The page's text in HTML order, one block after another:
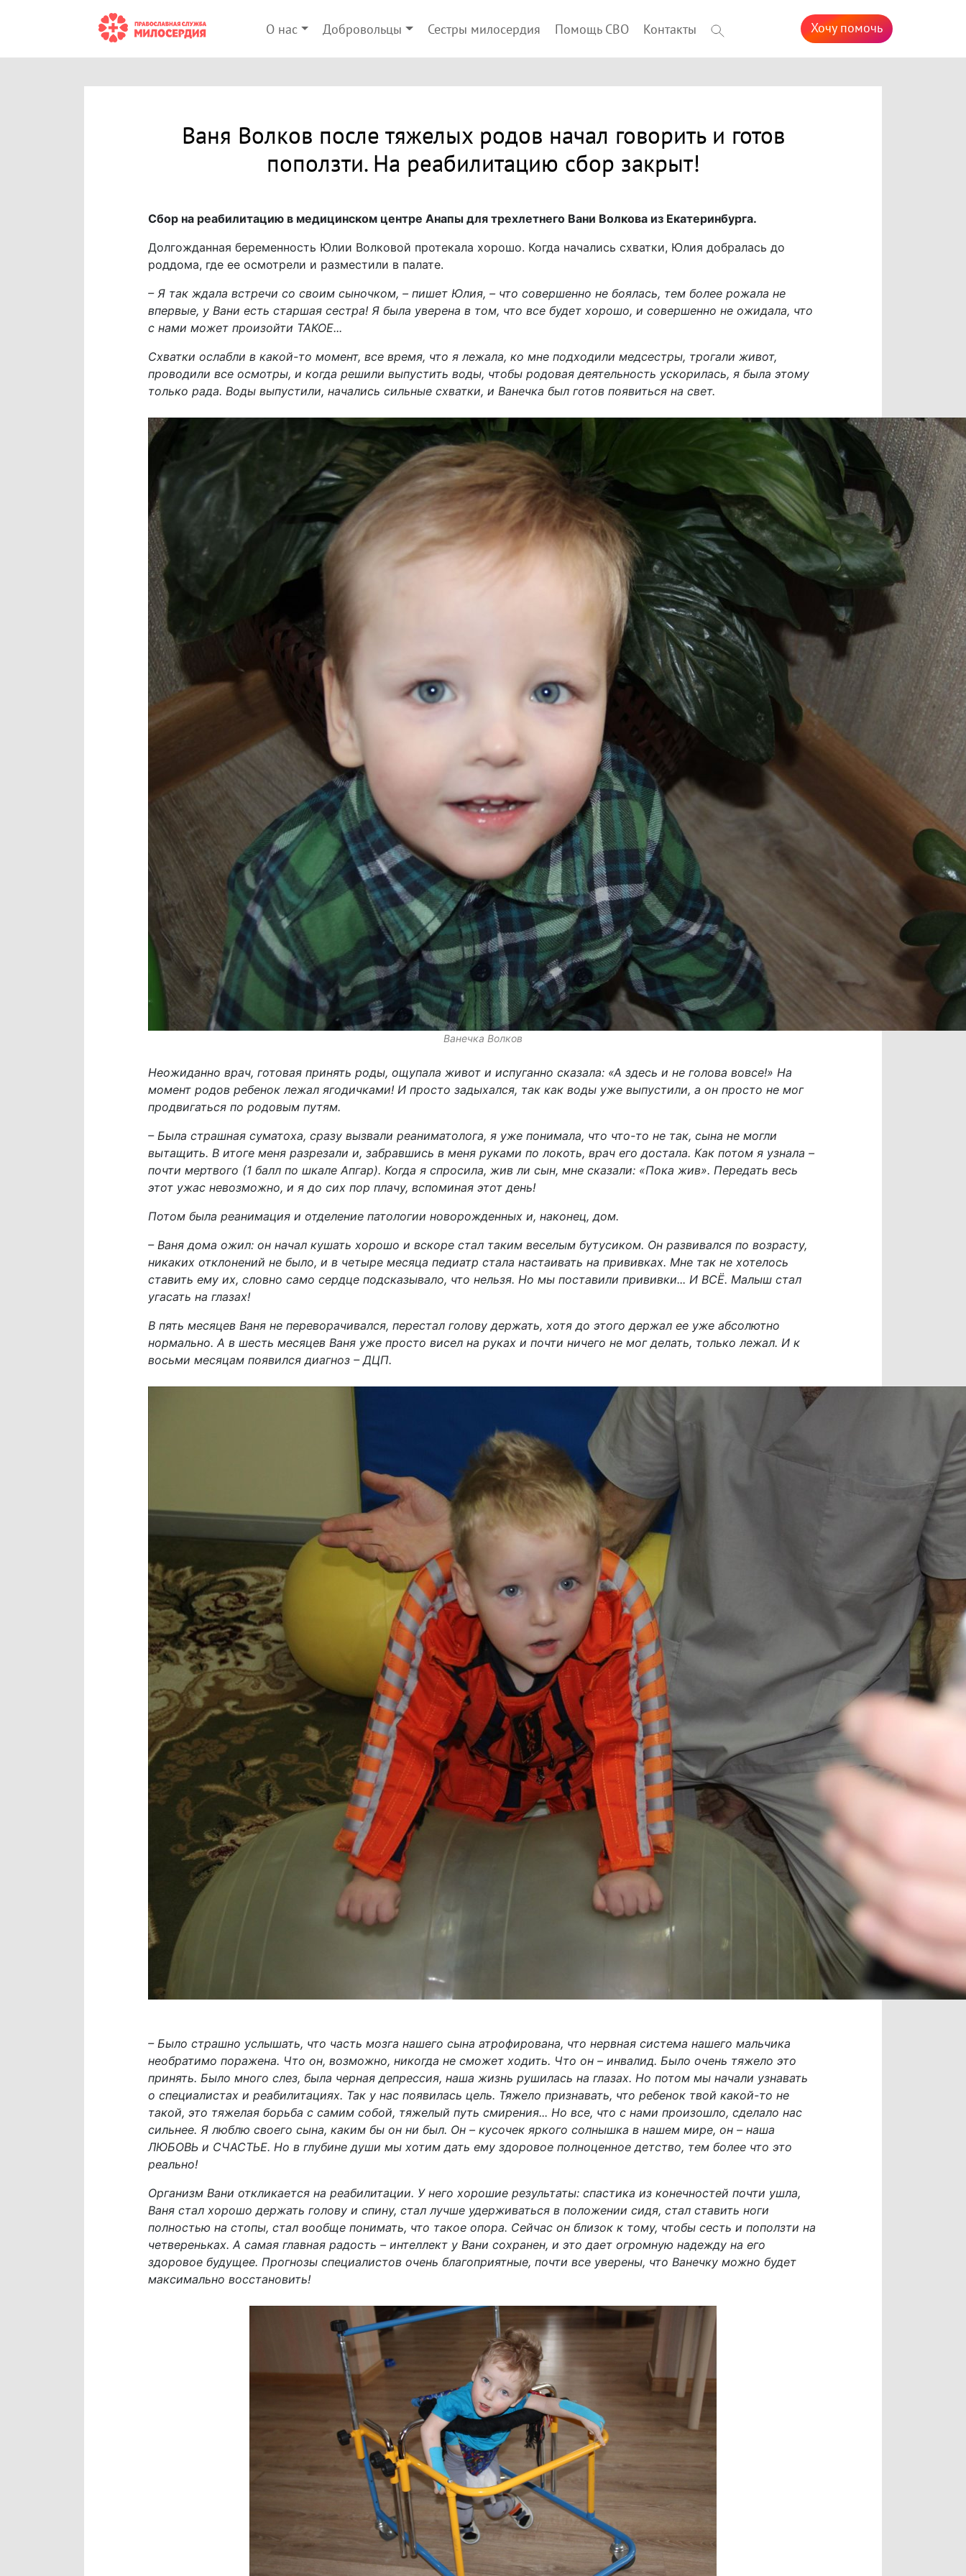
О нас Добровольцы Сестры милосердия Помощь СВО Контакты Хочу помочь
Ваня Волков после тяжелых родов начал говорить и готов
поползти. На реабилитацию сбор закрыт!
Сбор на реабилитацию в медицинском центре Анапы для трехлетнего Вани Волкова из Екатеринбурга.
Долгожданная беременность Юлии Волковой протекала хорошо. Когда начались схватки, Юлия добралась до
роддома, где ее осмотрели и разместили в палате.
– Я так ждала встречи со своим сыночком, – пишет Юлия, – что совершенно не боялась, тем более рожала не
впервые, у Вани есть старшая сестра! Я была уверена в том, что все будет хорошо, и совершенно не ожидала, что
с нами может произойти ТАКОЕ...
Схватки ослабли в какой-то момент, все время, что я лежала, ко мне подходили медсестры, трогали живот,
проводили все осмотры, и когда решили выпустить воды, чтобы родовая деятельность ускорилась, я была этому
только рада. Воды выпустили, начались сильные схватки, и Ванечка был готов появиться на свет.
Ванечка Волков
Неожиданно врач, готовая принять роды, ощупала живот и испуганно сказала: «А здесь и не голова вовсе!» На
момент родов ребенок лежал ягодичками! И просто задыхался, так как воды уже выпустили, а он просто не мог
продвигаться по родовым путям.
– Была страшная суматоха, сразу вызвали реаниматолога, я уже понимала, что что-то не так, сына не могли
вытащить. В итоге меня разрезали и, забравшись в меня руками по локоть, врач его достала. Как потом я узнала –
почти мертвого (1 балл по шкале Апгар). Когда я спросила, жив ли сын, мне сказали: «Пока жив». Передать весь
этот ужас невозможно, и я до сих пор плачу, вспоминая этот день!
Потом была реанимация и отделение патологии новорожденных и, наконец, дом.
– Ваня дома ожил: он начал кушать хорошо и вскоре стал таким веселым бутусиком. Он развивался по возрасту,
никаких отклонений не было, и в четыре месяца педиатр стала настаивать на прививках. Мне так не хотелось
ставить ему их, словно само сердце подсказывало, что нельзя. Но мы поставили прививки... И ВСЁ. Малыш стал
угасать на глазах!
В пять месяцев Ваня не переворачивался, перестал голову держать, хотя до этого держал ее уже абсолютно
нормально. А в шесть месяцев Ваня уже просто висел на руках и почти ничего не мог делать, только лежал. И к
восьми месяцам появился диагноз – ДЦП.
– Было страшно услышать, что часть мозга нашего сына атрофирована, что нервная система нашего мальчика
необратимо поражена. Что он, возможно, никогда не сможет ходить. Что он – инвалид. Было очень тяжело это
принять. Было много слез, была черная депрессия, наша жизнь рушилась на глазах. Но потом мы начали узнавать
о специалистах и реабилитациях. Так у нас появилась цель. Тяжело признавать, что ребенок твой какой-то не
такой, это тяжелая борьба с самим собой, тяжелый путь смирения... Но все, что с нами произошло, сделало нас
сильнее. Я люблю своего сына, каким бы он ни был. Он – кусочек яркого солнышка в нашем мире, он – наша
ЛЮБОВЬ и СЧАСТЬЕ. Но в глубине души мы хотим дать ему здоровое полноценное детство, тем более что это
реально!
Организм Вани откликается на реабилитации. У него хорошие результаты: спастика из конечностей почти ушла,
Ваня стал хорошо держать голову и спину, стал лучше удерживаться в положении сидя, стал ставить ноги
полностью на стопы, стал вообще понимать, что такое опора. Сейчас он близок к тому, чтобы сесть и поползти на
четвереньках. А самая главная радость – интеллект у Вани сохранен, и это дает огромную надежду на его
здоровое будущее. Прогнозы специалистов очень благоприятные, почти все уверены, что Ванечку можно будет
максимально восстановить!